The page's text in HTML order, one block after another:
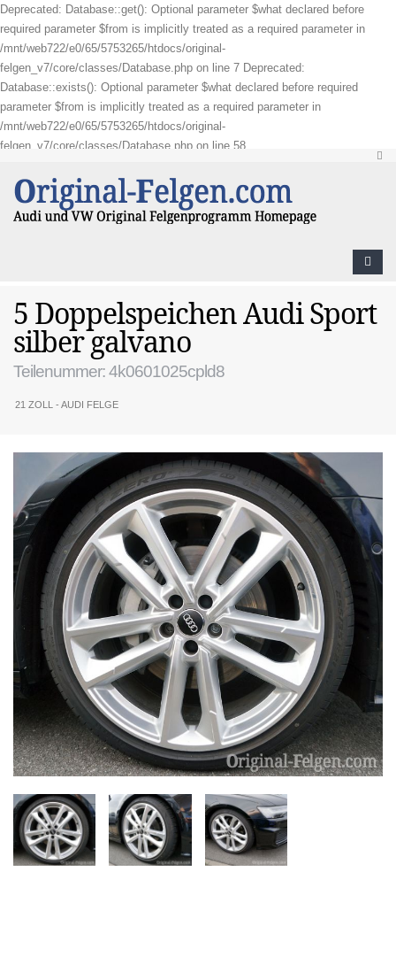
Deprecated: Database::get(): Optional parameter $what declared before
required parameter $from is implicitly treated as a required parameter in
/mnt/web722/e0/65/5753265/htdocs/original-
felgen_v7/core/classes/Database.php on line 7 Deprecated:
Database::exists(): Optional parameter $what declared before required
parameter $from is implicitly treated as a required parameter in
/mnt/web722/e0/65/5753265/htdocs/original-
felgen_v7/core/classes/Database.php on line 58
5 Doppelspeichen Audi Sport
silber galvano
Teilenummer: 4k0601025cpld8
21 ZOLL - AUDI FELGE